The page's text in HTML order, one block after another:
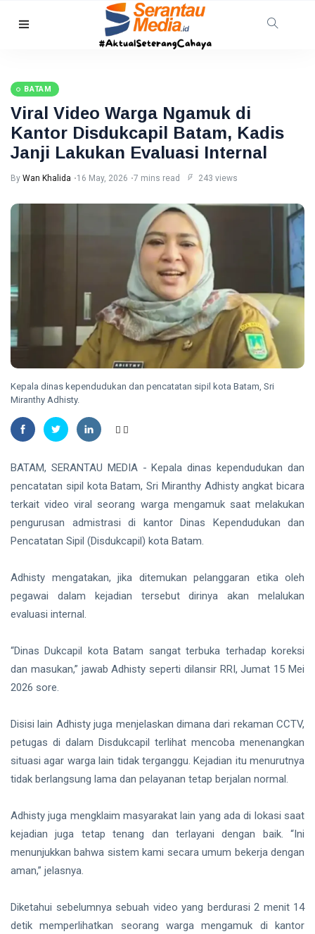
Gagalkan
Penyelundupan
1,3 Ton
Narkoba di
Perairan
Tanjung
Berakit
08 Aug,
2026
views
PEKANBARU
Pasar
Aug,
Diserang
Beruang
Madu,
BBKSDA
Riau
Pasang
Kandang
Jebak
views
HUKRIM
DPO
Sabu
Ditangkap
di Hotel
Bathin
Solapan
08
Aug,
2026
31
Mahasiswa
Unilak
Raih Juara
Harapan I
Nasional
Kategori
Disabilitas
Aug,
34
views
HUKRIM
Suami
Diduga
Perempuan
Tewas di
Pekanbaru
07
2026
56
views
Prabowo Subianto
Indonesia
Pilkada 2024
Donald Trump
PT IKPP Perawang
KPK
PSSI
BATAM
Viral Video Warga Ngamuk di
Kantor Disdukcapil Batam, Kadis
Janji Lakukan Evaluasi Internal
By Wan Khalida 16 May, 2026 7 mins read 243 views
Kepala dinas kependudukan dan pencatatan sipil kota Batam, Sri
Miranthy Adhisty.
BATAM, SERANTAU MEDIA - Kepala dinas kependudukan dan
pencatatan sipil kota Batam, Sri Miranthy Adhisty angkat bicara
terkait video viral seorang warga mengamuk saat melakukan
pengurusan admistrasi di kantor Dinas Kependudukan dan
Pencatatan Sipil (Disdukcapil) kota Batam.
Adhisty mengatakan, jika ditemukan pelanggaran etika oleh
pegawai dalam kejadian tersebut dirinya akan melalukan
evaluasi internal.
“Dinas Dukcapil kota Batam sangat terbuka terhadap koreksi
dan masukan,” jawab Adhisty seperti dilansir RRI, Jumat 15 Mei
2026 sore.
Disisi lain Adhisty juga menjelaskan dimana dari rekaman CCTV,
petugas di dalam Disdukcapil terlihat mencoba menenangkan
situasi agar warga lain tidak terganggu. Kejadian itu menurutnya
tidak berlangsung lama dan pelayanan tetap berjalan normal.
Adhisty juga mengklaim masyarakat lain yang ada di lokasi saat
kejadian juga tetap tenang dan terlayani dengan baik. “Ini
menunjukkan bahwa sistem kami secara umum bekerja dengan
aman,” jelasnya.
Diketahui sebelumnya sebuah video yang berdurasi 2 menit 14
detik memperlihatkan seorang warga mengamuk di kantor